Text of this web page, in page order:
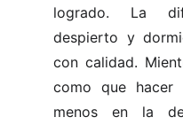
logrado. La
despierto y
con calidad.
como que hacer
menos en la